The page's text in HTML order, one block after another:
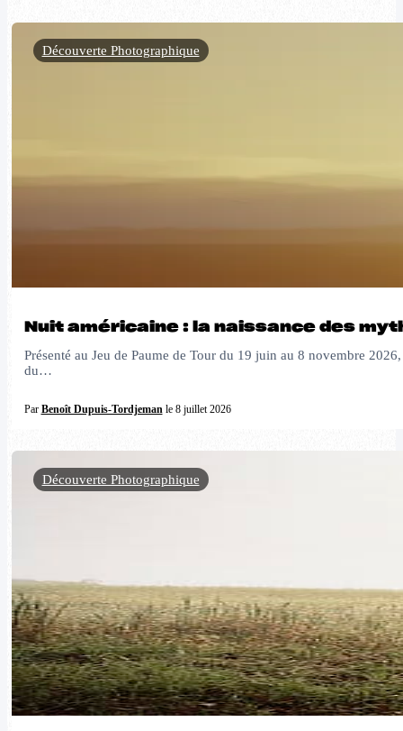
Nuit américaine : la naissance des
Présenté au Jeu de Paume de Tour du 19 juin au 8 novembre
du…
Par Benoît Dupuis-Tordjemanle 8 juillet 2026
Découverte Photographique
Découverte Photographique